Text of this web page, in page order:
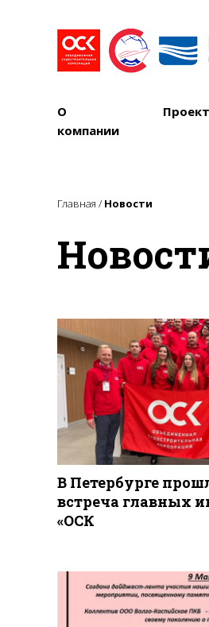
О
компании
Главная / Новости
В Петербурге
встреча главных
«ОСК